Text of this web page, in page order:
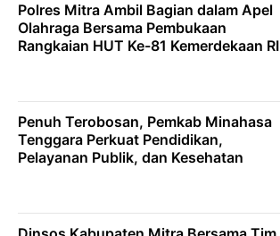
Polres Mitra Ambil Bagian dalam Apel
Olahraga Bersama Pembukaan
Rangkaian HUT Ke-81 Kemerdekaan RI
Penuh Terobosan, Pemkab Minahasa
Tenggara Perkuat Pendidikan,
Pelayanan Publik, dan Kesehatan